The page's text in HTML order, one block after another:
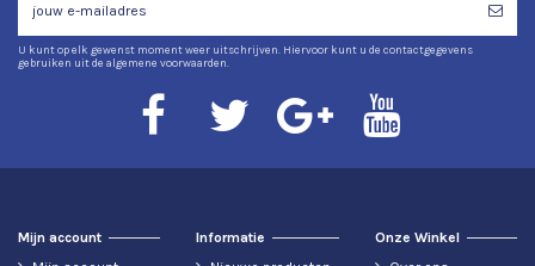
U kunt op elk gewenst moment weer uitschrijven. Hiervoor kunt u de contactgegevens
gebruiken uit de algemene voorwaarden.
Mijn account
Informatie
Onze Winkel